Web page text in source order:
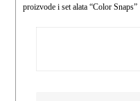
proizvode i set alata “Color Snaps”